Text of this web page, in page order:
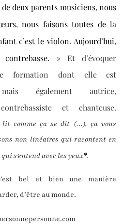
deux parents musiciens, nous
nous faisons toutes de la
c’est le violon. Aujourd’hui,
»
Et d’évoquer
formation dont elle est
également autrice,
et chanteuse.
lit comme ça se dit (…), ça vous
non linéaires qui racontent en
s’entend avec les yeux*.
bel et bien une manière
d’être au monde.